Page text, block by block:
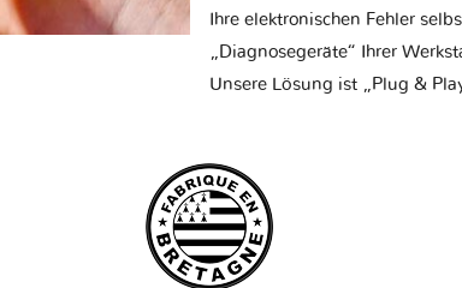
Ihre elektronischen Fehler
„Diagnosegeräte“ Ihrer
Unsere Lösung ist „Plug &